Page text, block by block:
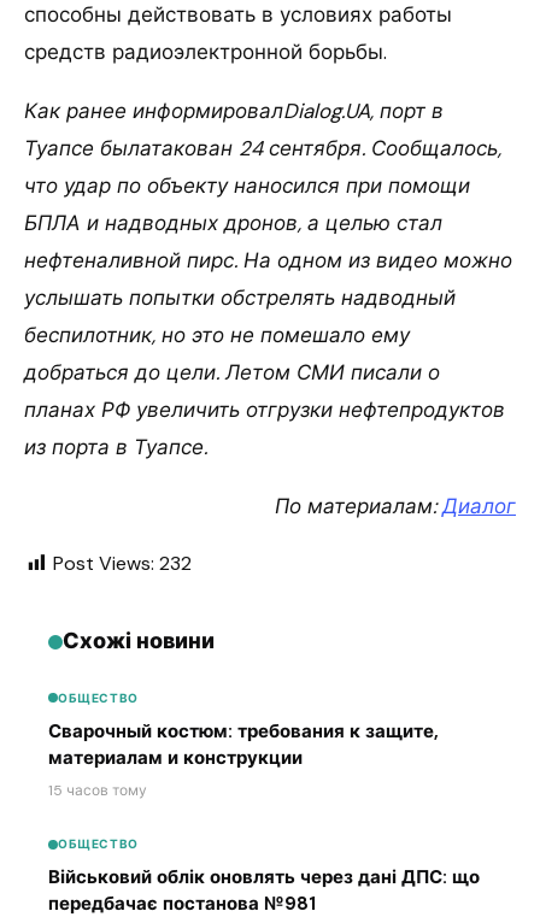
способны действовать в условиях работы
средств радиоэлектронной борьбы.
Как ранее информировалDialog.UA, порт в
Туапсе былатакован 24 сентября. Сообщалось,
что удар по объекту наносился при помощи
БПЛА и надводных дронов, а целью стал
нефтеналивной пирс. На одном из видео можно
услышать попытки обстрелять надводный
беспилотник, но это не помешало ему
добраться до цели. Летом СМИ писали о
планах РФ увеличить отгрузки нефтепродуктов
из порта в Туапсе.
По материалам:Диалог
Post Views: 232
Схожі новини
ОБЩЕСТВО
Сварочный костюм: требования к защите,
материалам и конструкции
15 часов тому
ОБЩЕСТВО
Військовий облік оновлять через дані ДПС: що
передбачає постанова №981